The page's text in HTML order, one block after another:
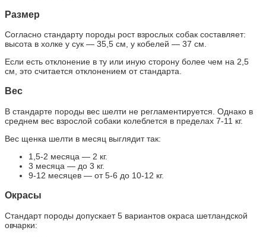
Размер
Согласно стандарту породы рост взрослых собак составляет:
высота в холке у сук — 35,5 см, у кобелей — 37 см.
Если есть отклонение в ту или иную сторону более чем на 2,5
см, это считается отклонением от стандарта.
Вес
В стандарте породы вес шелти не регламентируется. Однако в
среднем вес взрослой собаки колеблется в пределах 7-11 кг.
Вес щенка шелти в месяц выглядит так:
1,5-2 месяца — 2 кг.
3 месяца — до 3 кг.
9-12 месяцев — от 5-6 до 10-12 кг.
Окрасы
Стандарт породы допускает 5 вариантов окраса шетландской
овчарки: